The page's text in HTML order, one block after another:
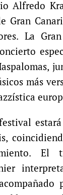
Alfredo
Gran
La
más
El